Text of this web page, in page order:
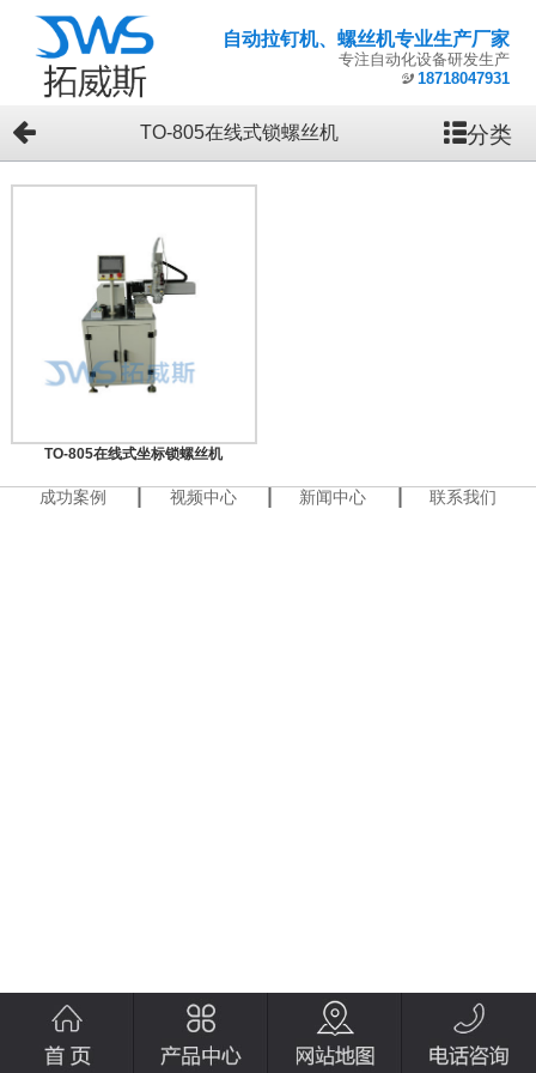
自动拉钉机、螺丝机专业生产厂家
专注自动化设备研发生产
18718047931
TO-805在线式锁螺丝机 分类
TO-805在线式坐标锁螺丝机
成功案例 视频中心 新闻中心 联系我们